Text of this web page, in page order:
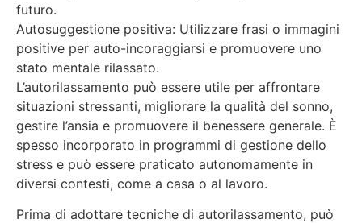
futuro.
Autosuggestione positiva: Utilizzare frasi o immagini
positive per auto-incoraggiarsi e promuovere uno
stato mentale rilassato.
L’autorilassamento può essere utile per affrontare
situazioni stressanti, migliorare la qualità del sonno,
gestire l’ansia e promuovere il benessere generale. È
spesso incorporato in programmi di gestione dello
stress e può essere praticato autonomamente in
diversi contesti, come a casa o al lavoro.
Prima di adottare tecniche di autorilassamento, può